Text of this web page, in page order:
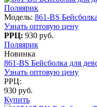
Поляярик
Модель: 861-BS
Узнать оптовую цену
РРЦ: 930 руб.
Поляярик
Новинка
861-BS Бейсболка для
Узнать оптовую цену
РРЦ:
930 руб.
Купить